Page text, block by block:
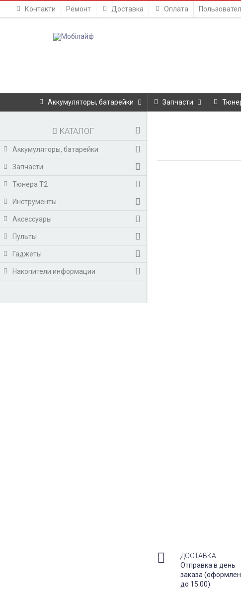
Контакти Ремонт Доставка Оплата
Аккумуляторы, батарейки Запчасти
КАТАЛОГ
Аккумуляторы, батарейки
Запчасти
Тюнера T2
Инструменты
Аксессуары
Пульты
Гаджеты
Накопители информации
ДОСТАВКА
Отправка в день
заказа
до 15:00)